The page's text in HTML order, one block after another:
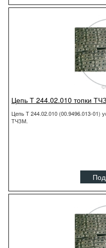
Цепь Т 244.02.010 топки
Цепь Т 244.02.010 (00.9496.013-01)
ТЧЗМ.